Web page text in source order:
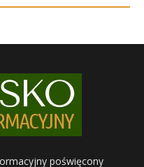
poświęcony